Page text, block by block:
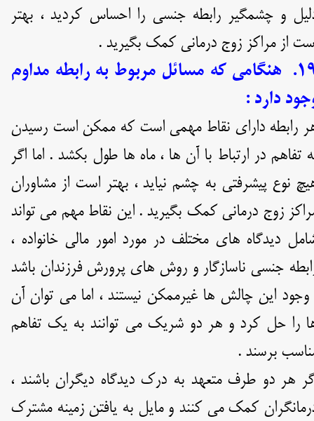
و چشمگیر رابطه جنسی را احساس کردید ، بهتر
از مراکز زوج درمانی کمک بگیرید .
۱۹. هنگامی که مسائل مربوط به رابطه مداوم
دارد :
رابطه دارای نقاط مهمی است که ممکن است رسیدن
تفاهم در ارتباط با آن ها ، ماه ها طول بکشد . اما اگر
نوع پیشرفتی به چشم نیاید ، بهتر است از مشاوران
زوج درمانی کمک بگیرید . این نقاط مهم می تواند
دیدگاه های مختلف در مورد امور مالی خانواده ،
جنسی ناسازگار و روش های پرورش فرزندان باشد
وجود این چالش ها غیرممکن نیستند ، اما می توان آن
را حل کرد و هر دو شریک می توانند به یک تفاهم
برسند .
هر دو طرف متعهد به درک دیدگاه دیگران باشند ،
کمک می کنند و مایل به یافتن زمینه مشترک